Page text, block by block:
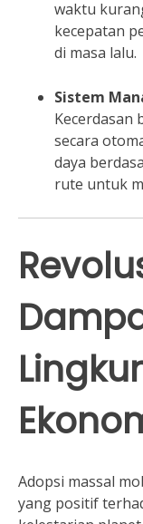
waktu
kecepatan
di masa lalu.
Sistem
Kecerdasan
secara
daya
rute untuk
Adopsi massal
yang positif